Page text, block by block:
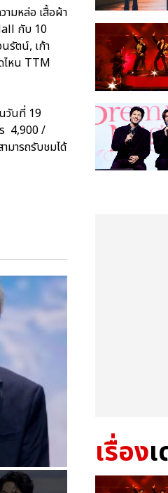
ามหล่อ เสื้อผ้า
กับ 10
รัตน์, เก้า
ไหน TTM
วันที่ 19
4,900 /
มารถรับชมได้
เรื่อง